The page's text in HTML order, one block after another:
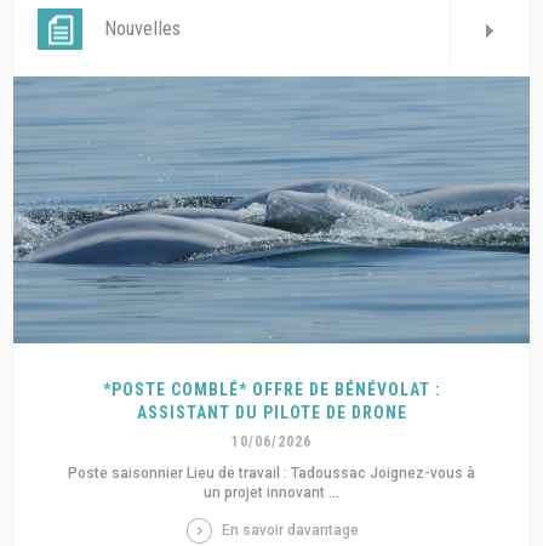
Nouvelles
*POSTE COMBLÉ* OFFRE DE BÉNÉVOLAT :
ASSISTANT DU PILOTE DE DRONE
10/06/2026
Poste saisonnier Lieu de travail : Tadoussac Joignez-vous à
un projet innovant ...
En savoir davantage